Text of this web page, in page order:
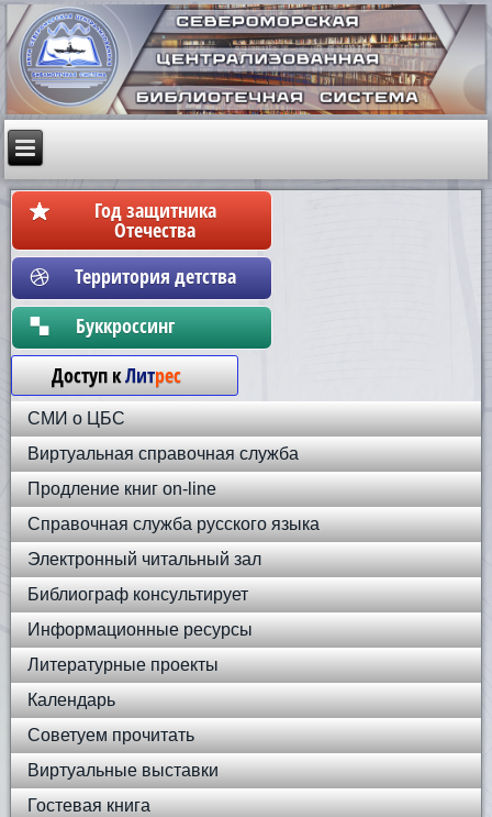
Год защитника
Отечества
Территория детства
Бyккpoccинг
Доступ кЛитрес
СМИ о ЦБС
Виртуальная справочная служба
Продление книг on-line
Справочная служба русского языка
Электронный читальный зал
Библиограф консультирует
Информационные ресурсы
Литературные проекты
Календарь
Советуем прочитать
Виртуальные выставки
Гостевая книга